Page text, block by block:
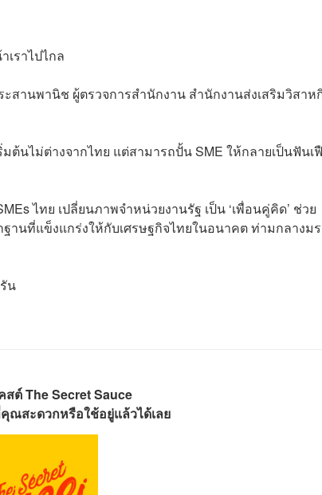
เราไปไกล
สานพานิช ผู้ตรวจการสำนักงาน สำนักงานส่งเสริมวิสาห
ต้นไม่ต่างจากไทย แต่สามารถปั้น SME ให้กลายเป็นฟันเ
ไทย เปลี่ยนภาพจำหน่วยงานรัฐ เป็น ‘เพื่อนคู่คิด’ ช่วย
านที่แข็งแกร่งให้กับเศรษฐกิจไทยในอนาคต ท่ามกลางม
น
ต์ The Secret Sauce
ณสะดวกหรือใช้อยู่แล้วได้เลย